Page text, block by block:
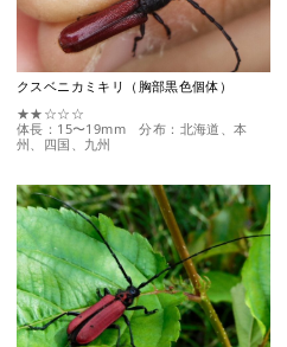
クスベニカミキリ（胸部黒色個体）
★★☆☆☆
体長：15〜19mm 分布：北海道、本
州、四国、九州